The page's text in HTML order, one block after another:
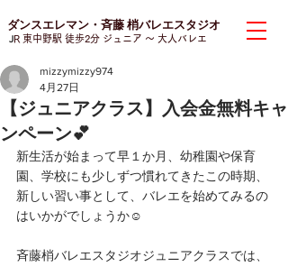
ダンスエレマン・斉藤 梢バレエスタジオ
JR 東中野駅 徒歩2分 ジュニア 〜 大人バレエ
【ジュニアクラス】入会金無料キャ
ンペーン💕
mizzymizzy974
4月27日
新生活が始まって早１か月、幼稚園や保育
園、学校にも少しずつ慣れてきたこの時期、
新しい習い事として、バレエを始めてみるの
はいかがでしょうか☺️
斉藤梢バレエスタジオジュニアクラスでは、